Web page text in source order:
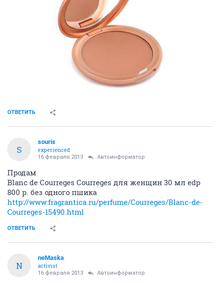
ОТВЕТИТЬ
S
souris
experienced
16 февраля 2013 Автоинформатор
Продам
Blanc de Courreges Courreges для женщин 30 мл edp
800 р. без одного пшика
http://www.fragrantica.ru/perfume/Courreges/Blanc-de-
Courreges-15490.html
ОТВЕТИТЬ
N
neMaska
activist
16 февраля 2013 Автоинформатор